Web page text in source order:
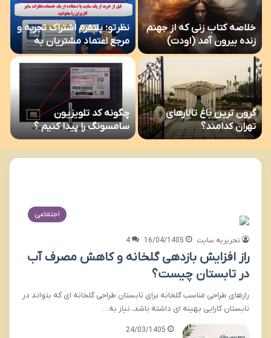
خلاصه کتاب زنی که از جهنم
زنده بیرون آمد (اودت)
نظرتو؛ پلتفرم اشتراک تجربه و
مرجع اعتماد مشتریان به
کسب‌وکارها
گرون ترین باغ تالارهای
تهران کدامند؟
چگونه کد تلویزیون
سامسونگ را پیدا کنیم ؟
اجتماعی
تحریریه سایت 16/04/1405
4
راز افزایش بازدهی گلخانه و کاهش مصرف آب
در تابستان چیست؟
رازهای طراحی مناسب گلخانه برای تابستان طراحی گلخانه ای که بتواند در
تابستان کارایی بهینه ای داشته باشد، نیاز به…
24/03/1405